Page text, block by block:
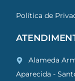
Política de
Alameda
Aparecida -